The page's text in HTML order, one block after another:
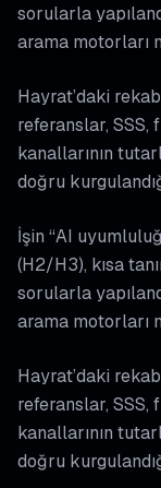
sorularla
arama motorları
Hayrat’daki
referanslar, SSS,
kanallarının
doğru
İşin “AI
(H2/H3), kısa
sorularla
arama motorları
Hayrat’daki
referanslar, SSS,
kanallarının
doğru